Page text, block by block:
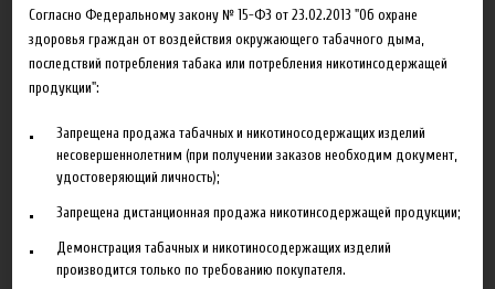
сигарет.
Купить Ароматизатор TPA Fudge Brownie вы можете в нашем
интернет-магазине как оптом так и в розницу с доставкой по
Согласно Федеральному закону № 15-ФЗ от 23.02.2013 "Об охране
здоровья граждан от воздействия окружающего табачного дыма,
последствий потребления табака или потребления никотинсодержащей
продукции":
Запрещена продажа табачных и никотиносодержащих изделий
несовершеннолетним (при получении заказов необходим документ,
удостоверяющий личность);
Запрещена дистанционная продажа никотинсодержащей продукции;
Демонстрация табачных и никотиносодержащих изделий
производится только по требованию покупателя.